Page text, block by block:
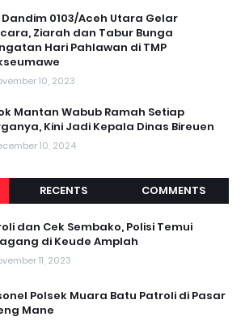
Dandim 0103/Aceh Utara Gelar
Ziarah dan Tabur Bunga
Hari Pahlawan di TMP
10, 2023
Mantan Wabub Ramah Setiap
Kini Jadi Kepala Dinas Bireuen
10, 2024
RECENTS COMMENTS
dan Cek Sembako, Polisi Temui
di Keude Amplah
11, 2023
Polsek Muara Batu Patroli di Pasar
Mane